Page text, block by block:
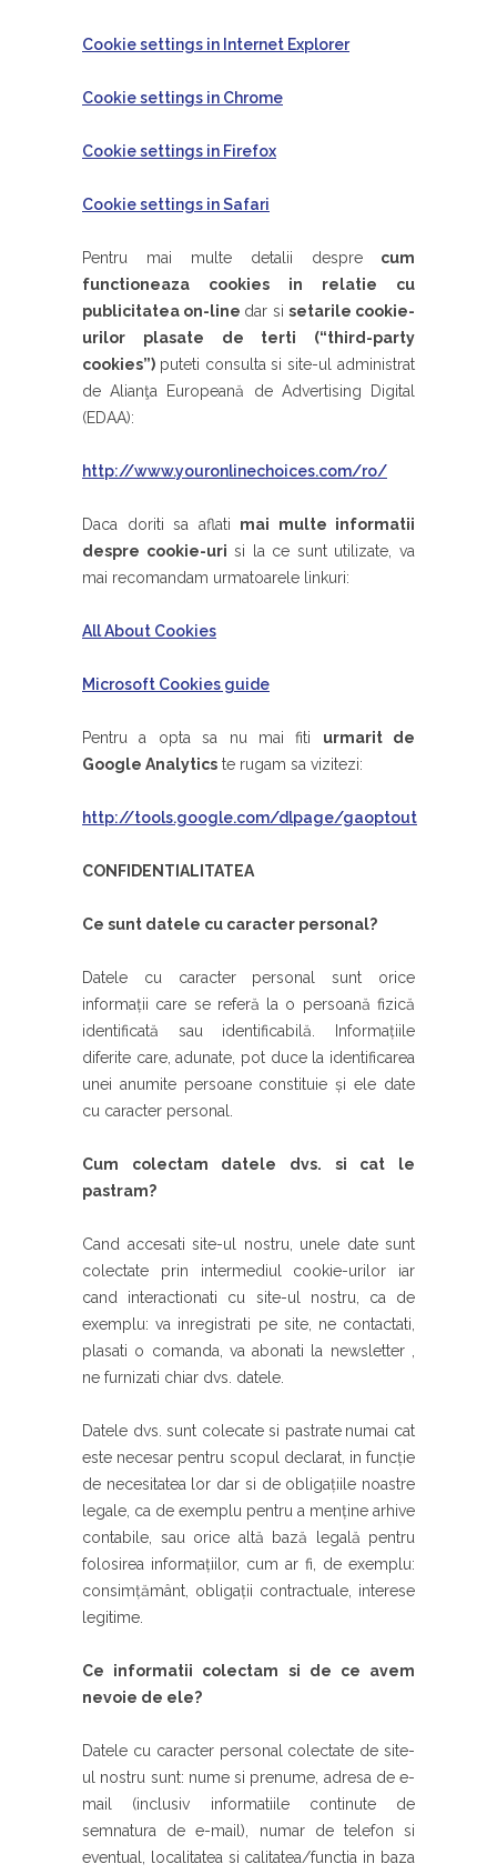
Cookie settings in Internet Explorer
Cookie settings in Chrome
Cookie settings in Firefox
Cookie settings in Safari
Pentru mai multe detalii despre cum
functioneaza cookies in relatie cu
publicitatea on-line dar si setarile cookie-
urilor plasate de terti (“third-party
cookies”) puteti consulta si site-ul administrat
de Alianţa Europeană de Advertising Digital
(EDAA):
http://www.youronlinechoices.com/ro/
Daca doriti sa aflati mai multe informatii
despre cookie-uri si la ce sunt utilizate, va
mai recomandam urmatoarele linkuri:
All About Cookies
Microsoft Cookies guide
Pentru a opta sa nu mai fiti urmarit de
Google Analytics te rugam sa vizitezi:
http://tools.google.com/dlpage/gaoptout
CONFIDENTIALITATEA
Ce sunt datele cu caracter personal?
Datele cu caracter personal sunt orice
informații care se referă la o persoană fizică
identificată sau identificabilă. Informațiile
diferite care, adunate, pot duce la identificarea
unei anumite persoane constituie și ele date
cu caracter personal.
Cum colectam datele dvs. si cat le
pastram?
Cand accesati site-ul nostru, unele date sunt
colectate prin intermediul cookie-urilor iar
cand interactionati cu site-ul nostru, ca de
exemplu: va inregistrati pe site, ne contactati,
plasati o comanda, va abonati la newsletter ,
ne furnizati chiar dvs. datele.
Datele dvs. sunt colecate si pastrate numai cat
este necesar pentru scopul declarat, in funcție
de necesitatea lor dar si de obligațiile noastre
legale, ca de exemplu pentru a menține arhive
contabile, sau orice altă bază legală pentru
folosirea informațiilor, cum ar fi, de exemplu:
consimțământ, obligații contractuale, interese
legitime.
Ce informatii colectam si de ce avem
nevoie de ele?
Datele cu caracter personal colectate de site-
ul nostru sunt: nume si prenume, adresa de e-
mail (inclusiv informatiile continute de
semnatura de e-mail), numar de telefon si
eventual, localitatea si calitatea/functia in baza